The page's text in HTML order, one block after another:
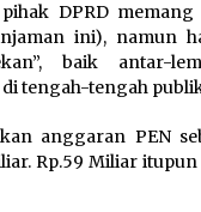
DPRD memang
ini), namun
baik antar-
tengah-tengah
anggaran PEN
Rp.59 Miliar